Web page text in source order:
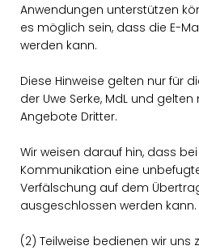
Anwendungen unterstützen
es möglich sein, dass die E-
werden kann.
Diese Hinweise gelten nur für
der Uwe Serke, MdL und
Angebote Dritter.
Wir weisen darauf hin, dass
Kommunikation eine
Verfälschung auf dem
ausgeschlossen werden kann.
(2) Teilweise bedienen wir uns